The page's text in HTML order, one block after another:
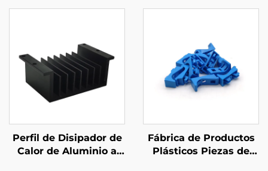
Aluminio Piezas de
Anodizado Negro
Perfil de Disipador de
Calor de Aluminio a
Fábrica de Productos
Plásticos Piezas de